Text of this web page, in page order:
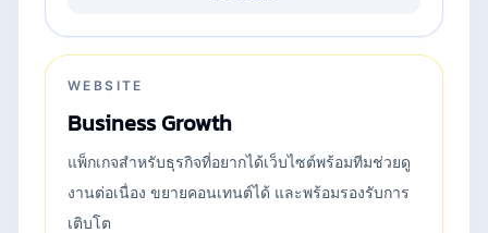
WEBSITE
Business Growth
แพ็กเกจสำหรับธุรกิจที่อยากได้เว็บไซต์พร้อมทีมช่วยดู
งานต่อเนื่อง ขยายคอนเทนต์ได้ และพร้อมรองรับการ
เติบโต